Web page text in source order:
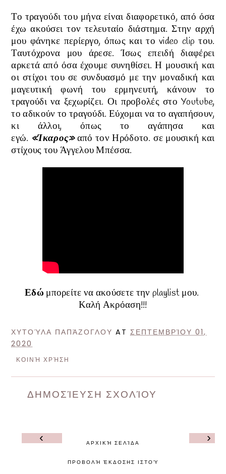
Το τραγούδι του μήνα είναι διαφορετικό, από όσα
έχω ακούσει τον τελευταίο διάστημα. Στην αρχή
μου φάνηκε περίεργο, όπως και το video clip του.
Ταυτόχρονα μου άρεσε. Ίσως επειδή διαφέρει
αρκετά από όσα έχουμε συνηθίσει. Η μουσική και
οι στίχοι του σε συνδυασμό με την μοναδική και
μαγευτική φωνή του ερμηνευτή, κάνουν το
τραγούδι να ξεχωρίζει. Οι προβολές στο Youtube,
το αδικούν το τραγούδι. Εύχομαι να το αγαπήσουν,
κι άλλοι, όπως το αγάπησα και
εγώ. «Ίκαρος»από τον Ηρόδοτο.σε μουσική και
στίχους του Άγγελου Μπέσσα.
Εδώ μπορείτε να ακούσετε την playlist μου.
Καλή Ακρόαση!!!
ΧΥΤΟΎΛΑ ΠΑΠΆΖΟΓΛΟΥ ATΣΕΠΤΕΜΒΡΊΟΥ 01,
2020
ΚΟΙΝΉ ΧΡΉΣΗ
ΔΗΜΟΣΊΕΥΣΗ ΣΧΟΛΊΟΥ
‹ ›
ΑΡΧΙΚΉ ΣΕΛΊΔΑ
ΠΡΟΒΟΛΉ ΈΚΔΟΣΗΣ ΙΣΤΟΎ